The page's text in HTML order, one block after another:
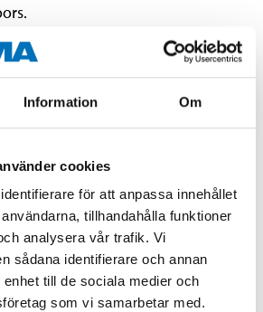
Information Om
cookies
för att anpassa innehållet
tillhandahålla funktioner
analysera vår trafik. Vi
sådana identifierare och annan
till de sociala medier och
som vi samarbetar med.
37,5 cm
11,4 l (inner pot 5 l)
PP plastic
Heather grey